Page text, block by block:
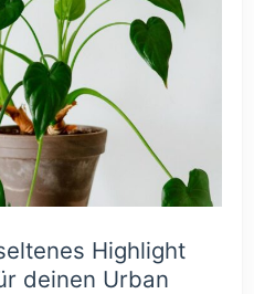
Highlight
deinen Urban